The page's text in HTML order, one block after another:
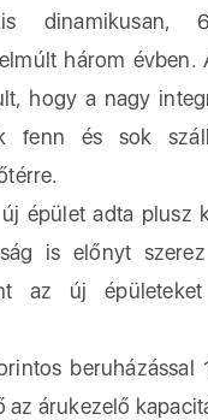
dinamikusan,
három évben.
hogy a nagy
fenn és sok
épület adta plusz
is előnyt
az új
beruházással
az árukezelő